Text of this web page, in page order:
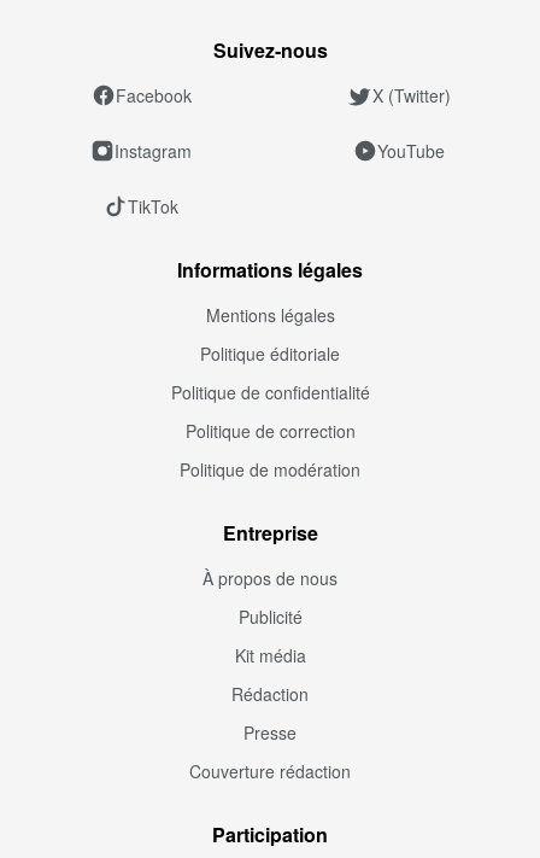
Suivez‑nous
Facebook X (Twitter)
Instagram YouTube
TikTok
Informations légales
Mentions légales
Politique éditoriale
Politique de confidentialité
Politique de correction
Politique de modération
Entreprise
À propos de nous
Publicité
Kit média
Rédaction
Presse
Couverture rédaction
Participation